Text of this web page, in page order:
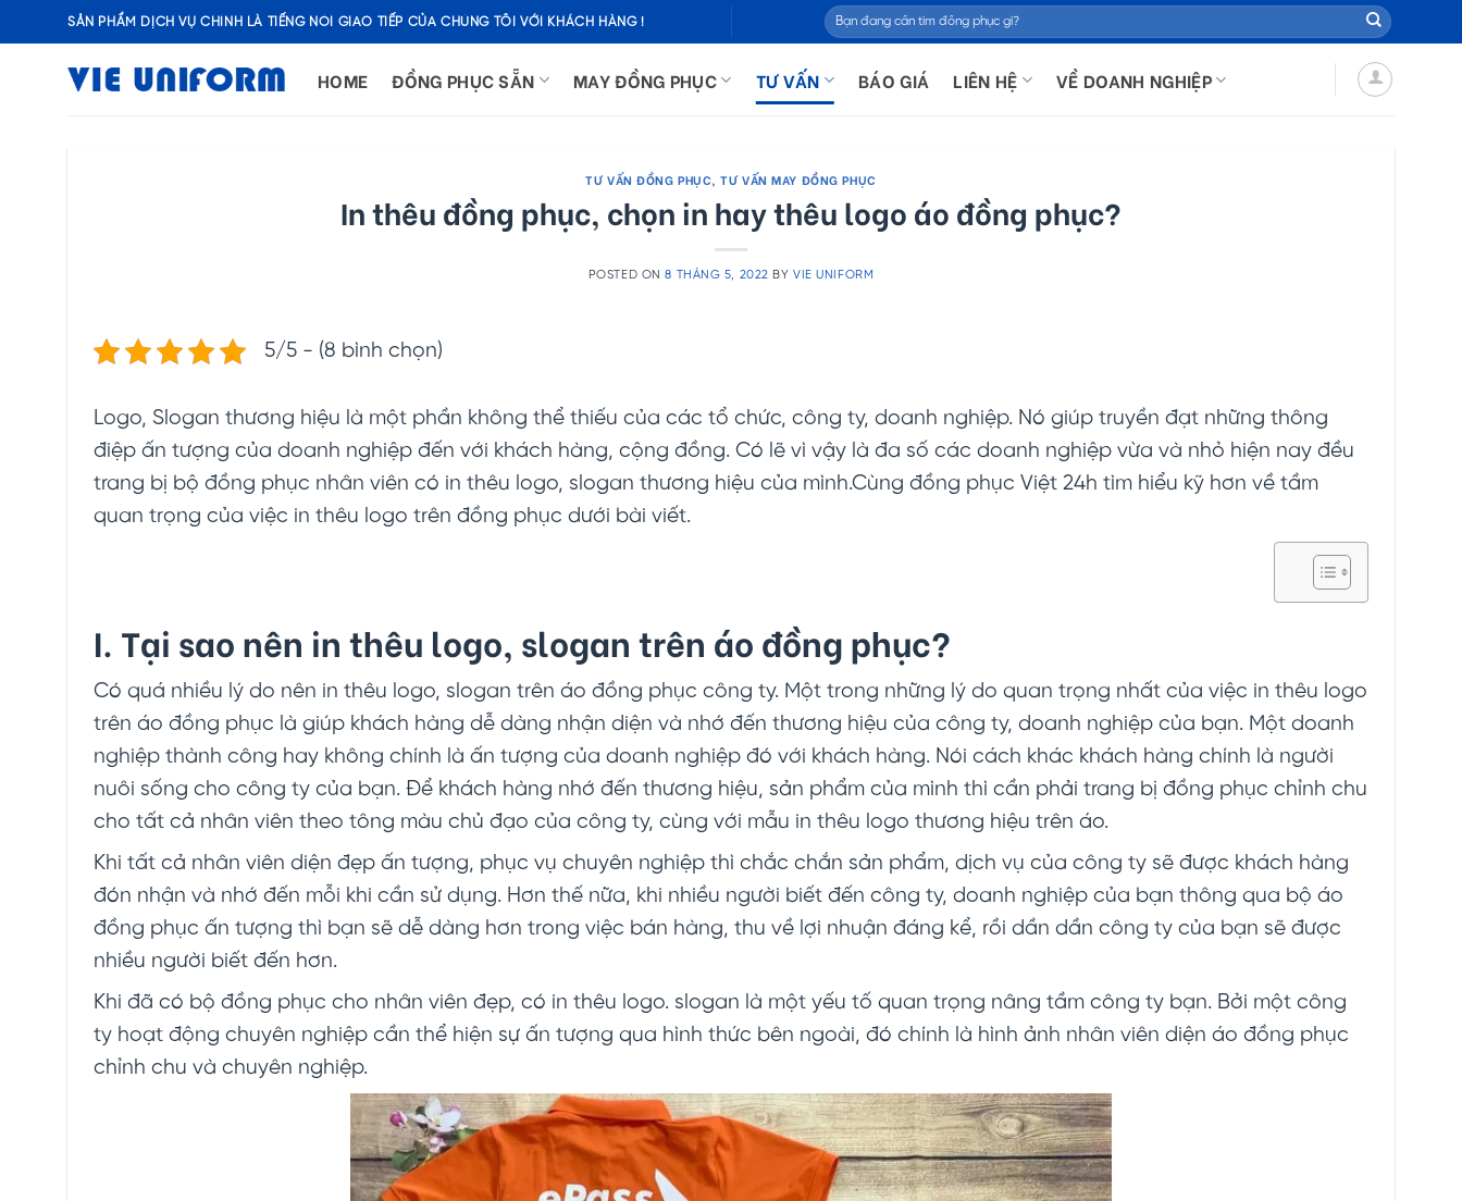
to
SẢN PHẨM DỊCH VỤ CHÍNH LÀ TIẾNG NÓI GIAO TIẾP CỦA CHÚNG TÔI VỚI KHÁCH HÀNG !
Tìm
kiếm:
HOME ĐỒNG PHỤC SẴN MAY ĐỒNG PHỤC TƯ VẤN BÁO GIÁ LIÊN HỆ VỀ DOANH NGHIỆP
TƯ VẤN ĐỒNG PHỤC,TƯ VẤN MAY ĐỒNG PHỤC
In thêu đồng phục, chọn in hay thêu logo áo đồng phục?
POSTED ON8 THÁNG 5, 2022 BYVIE UNIFORM
5/5 - (8 bình chọn)
Logo, Slogan thương hiệu là một phần không thể thiếu của các tổ chức, công ty, doanh nghiệp. Nó giúp truyền đạt những thông
điệp ấn tượng của doanh nghiệp đến với khách hàng, cộng đồng. Có lẽ vì vậy là đa số các doanh nghiệp vừa và nhỏ hiện nay đều
trang bị bộ đồng phục nhân viên có in thêu logo, slogan thương hiệu của mình.Cùng đồng phục Việt 24h tìm hiểu kỹ hơn về tầm
quan trọng của việc in thêu logo trên đồng phục dưới bài viết.
I. Tại sao nên in thêu logo, slogan trên áo đồng phục?
Có quá nhiều lý do nên in thêu logo, slogan trên áo đồng phục công ty. Một trong những lý do quan trọng nhất của việc in thêu logo
trên áo đồng phục là giúp khách hàng dễ dàng nhận diện và nhớ đến thương hiệu của công ty, doanh nghiệp của bạn. Một doanh
nghiệp thành công hay không chính là ấn tượng của doanh nghiệp đó với khách hàng. Nói cách khác khách hàng chính là người
nuôi sống cho công ty của bạn. Để khách hàng nhớ đến thương hiệu, sản phẩm của mình thì cần phải trang bị đồng phục chỉnh chu
cho tất cả nhân viên theo tông màu chủ đạo của công ty, cùng với mẫu in thêu logo thương hiệu trên áo.
Khi tất cả nhân viên diện đẹp ấn tượng, phục vụ chuyên nghiệp thì chắc chắn sản phẩm, dịch vụ của công ty sẽ được khách hàng
đón nhận và nhớ đến mỗi khi cần sử dụng. Hơn thế nữa, khi nhiều người biết đến công ty, doanh nghiệp của bạn thông qua bộ áo
đồng phục ấn tượng thì bạn sẽ dễ dàng hơn trong việc bán hàng, thu về lợi nhuận đáng kể, rồi dần dần công ty của bạn sẽ được
nhiều người biết đến hơn.
Khi đã có bộ đồng phục cho nhân viên đẹp, có in thêu logo. slogan là một yếu tố quan trọng nâng tầm công ty bạn. Bởi một công
ty hoạt động chuyên nghiệp cần thể hiện sự ấn tượng qua hình thức bên ngoài, đó chính là hình ảnh nhân viên diện áo đồng phục
chỉnh chu và chuyên nghiệp.